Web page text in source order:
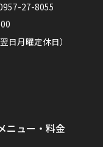
27-8055
月曜定休日）
ニュー・料金